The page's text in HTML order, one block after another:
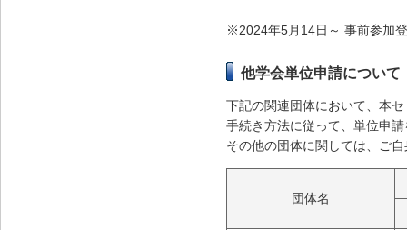
※2024年5月14日～ 事前参加
他学会単位申請について
下記の関連団体において、本
手続き方法に従って、単位申
その他の団体に関しては、ご
団体名